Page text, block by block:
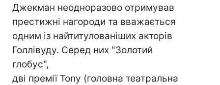
Джекман неодноразово отримував
престижні нагороди та вважається
одним із найтитулованіших акторів
Голлівуду. Серед них "Золотий
глобус",
дві премії Tony (головна театральна